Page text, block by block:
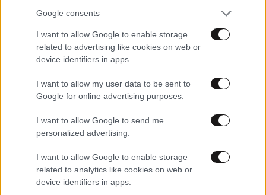
Google consents
I want to allow Google to enable storage
related to advertising like cookies on web or
device identifiers in apps.
I want to allow my user data to be sent to
Google for online advertising purposes.
I want to allow Google to send me
personalized advertising.
I want to allow Google to enable storage
related to analytics like cookies on web or
device identifiers in apps.
Ογκολόγοι προειδοποιούν: Αυτές οι τροφές,
βγάλετε από την καθημερινότητά σας